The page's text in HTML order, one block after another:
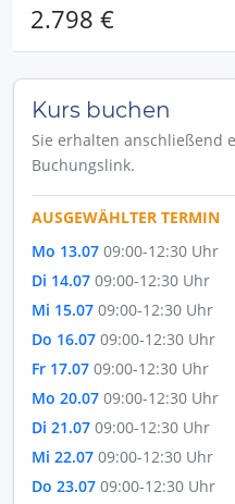
2.798 €
Kurs buchen
Sie erhalten anschließend
Buchungslink.
AUSGEWÄHLTER TERMIN
Mo 13.07 09:00-12:30 Uhr
Di 14.07 09:00-12:30 Uhr
Mi 15.07 09:00-12:30 Uhr
Do 16.07 09:00-12:30 Uhr
Fr 17.07 09:00-12:30 Uhr
Mo 20.07 09:00-12:30 Uhr
Di 21.07 09:00-12:30 Uhr
Mi 22.07 09:00-12:30 Uhr
Do 23.07 09:00-12:30 Uhr